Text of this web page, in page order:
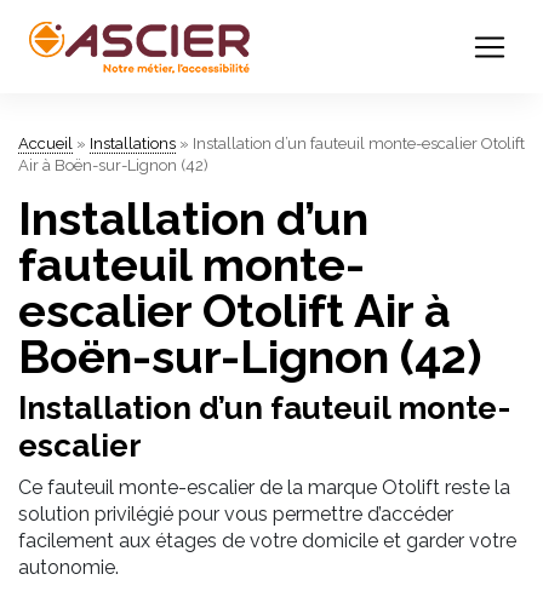
Accueil » Installations » Installation d’un fauteuil monte-escalier Otolift
Air à Boën-sur-Lignon (42)
Installation d’un
fauteuil monte-
escalier Otolift Air à
Boën-sur-Lignon (42)
Installation d’un fauteuil monte-
escalier
Ce fauteuil monte-escalier de la marque Otolift reste la
solution privilégié pour vous permettre d’accéder
facilement aux étages de votre domicile et garder votre
autonomie.